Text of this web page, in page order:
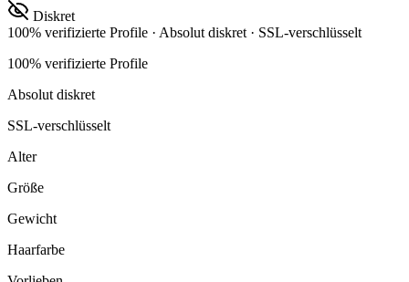
Diskret
100% verifizierte Profile · Absolut diskret · SSL-verschlüsselt
100% verifizierte Profile
Absolut diskret
SSL-verschlüsselt
Alter
Größe
Gewicht
Haarfarbe